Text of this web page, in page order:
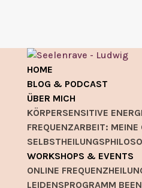
HOME
BLOG & PODCAST
ÜBER MICH
KÖRPERSENSITIVE
FREQUENZARBEIT:
WORKSHOPS & EVENTS
ONLINE
LEIDENSPROGRAMM